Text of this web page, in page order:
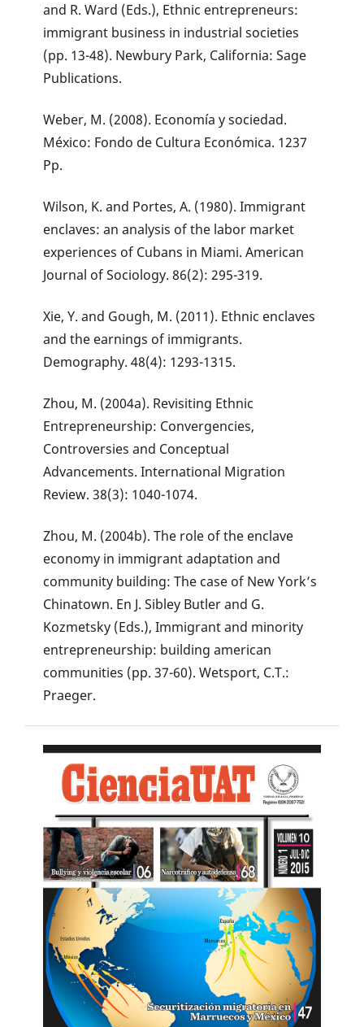
and R. Ward (Eds.), Ethnic entrepreneurs:
immigrant business in industrial societies
(pp. 13-48). Newbury Park, California: Sage
Publications.
Weber, M. (2008). Economía y sociedad.
México: Fondo de Cultura Económica. 1237
Pp.
Wilson, K. and Portes, A. (1980). Immigrant
enclaves: an analysis of the labor market
experiences of Cubans in Miami. American
Journal of Sociology. 86(2): 295-319.
Xie, Y. and Gough, M. (2011). Ethnic enclaves
and the earnings of immigrants.
Demography. 48(4): 1293-1315.
Zhou, M. (2004a). Revisiting Ethnic
Entrepreneurship: Convergencies,
Controversies and Conceptual
Advancements. International Migration
Review. 38(3): 1040-1074.
Zhou, M. (2004b). The role of the enclave
economy in immigrant adaptation and
community building: The case of New York’s
Chinatown. En J. Sibley Butler and G.
Kozmetsky (Eds.), Immigrant and minority
entrepreneurship: building american
communities (pp. 37-60). Wetsport, C.T.:
Praeger.